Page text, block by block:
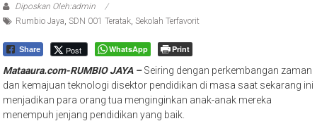
Diposkan Oleh:admin
Rumbio Jaya ,SDN 001 Teratak ,Sekolah Terfavorit
Share Post WhatsApp Print
Mataaura.com-RUMBIO JAYA –Seiring dengan perkembangan zaman
dan kemajuan teknologi disektor pendidikan di masa saat sekarang ini
menjadikan para orang tua menginginkan anak-anak mereka
menempuh jenjang pendidikan yang baik.